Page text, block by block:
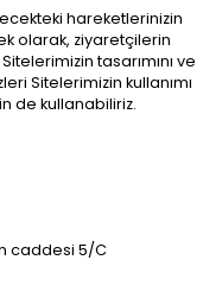
hareketlerinizin
olarak, ziyaretçilerin
tasarımını ve
Sitelerimizin kullanımı
de kullanabiliriz.
caddesi 5/C